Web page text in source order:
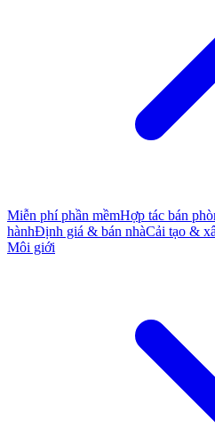
Miễn phí phần mềmHợp tác bán
hànhĐịnh giá & bán nhàCải tạo &
Môi giới